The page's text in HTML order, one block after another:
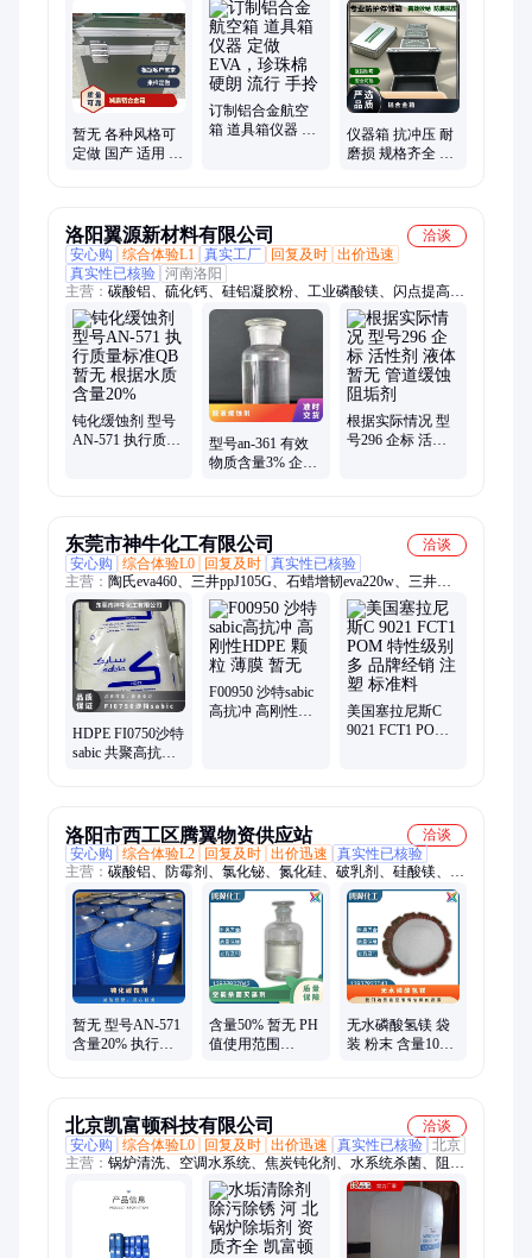
材箱、指挥作业箱、侦查作业箱、勘测仪器包装箱、仪器仪表
箱、乐器包装箱、舞台道具箱、服装道具箱、运输储备箱、通讯
设备箱、五金工具箱、铝合金航空箱、产品展示箱、物资器材箱
暂无 各种风格可
定做 国产 适用 仪
订制铝合金航空
箱 道具箱仪器 定
仪器箱 抗冲压 耐
磨损 规格齐全 支
洛阳翼源新材料有限公司
洽谈
安心购
综合体验L1 真实工厂 回复及时 出价迅速
真实性已核验 河南洛阳
主营： 碳酸铝、硫化钙、硅铝凝胶粉、工业磷酸镁、闪点提高
剂、表面活性剂、耐火材料、水处理原材料
钝化缓蚀剂 型号
AN-571 执行质量
型号an-361 有效
物质含量3% 企标
根据实际情况 型
号296 企标 活性
东莞市神牛化工有限公司
洽谈
安心购
综合体验L0 回复及时 真实性已核验
主营： 陶氏eva460、三井ppJ105G、石蜡增韧eva220w、三井
eva260、热熔级eva250、普瑞曼ppj105g
HDPE FI0750沙特
sabic 共聚高抗冲
F00950 沙特sabic
高抗冲 高刚性
美国塞拉尼斯C
9021 FCT1 POM
洛阳市西工区腾翼物资供应站
洽谈
安心购
综合体验L2 回复及时 出价迅速
真实性已核验
主营： 碳酸铝、防霉剂、氯化铋、氮化硅、破乳剂、硅酸镁、磷
酸铝、化学试剂、抗静电剂、乙酸乙酯、氢氧化镁、焦磷酸钠、
干燥通风、次磷酸镁、氯化氢乙醇、氯化氢甲醇、聚丙烯酸钾、
闪点提高剂、柴油降凝剂、硫代硫酸铵、聚丙烯酰胺、多聚磷酸
钠、25公斤纸板桶、硫代乙醇酸钠、高分子絮凝剂
暂无 型号AN-571
含量20% 执行质
含量50% 暂无 PH
值使用范围
无水磷酸氢镁 袋
装 粉末 含量100
北京凯富顿科技有限公司
洽谈
安心购
综合体验L0 回复及时 出价迅速 真实性已核验 北京
主营： 锅炉清洗、空调水系统、焦炭钝化剂、水系统杀菌、阻垢
分散剂、洗涤高温水、粉尘抑制剂、脱硫增效剂、在线清洗剂、
氧化除藻剂、杀菌灭藻剂、水系统管道、无二氧化氯、空调冷凝
器、金属表面油污、清除附着藻类、烟气湿法脱硫、高电导反渗
透、通风系统清洗、空调风机盘管、导热油炉清洗、玻璃鳞片胶